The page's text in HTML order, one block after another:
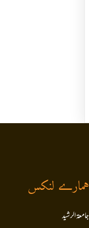
ہمارے لنکس
جامعۃ الرشید